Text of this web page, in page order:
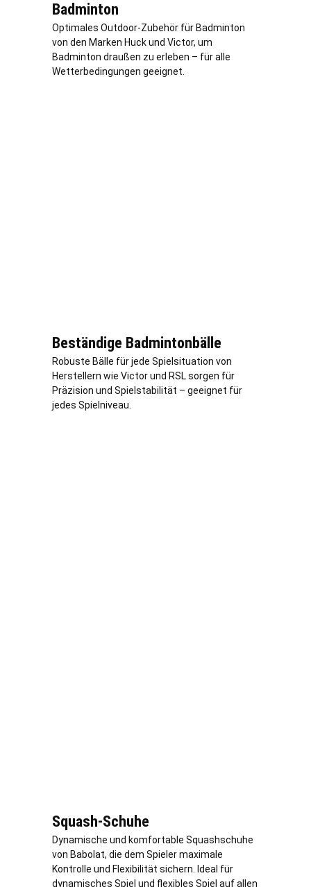
Badminton
Optimales Outdoor-Zubehör für Badminton
von den Marken Huck und Victor, um
Badminton draußen zu erleben – für alle
Wetterbedingungen geeignet.
Beständige Badmintonbälle
Robuste Bälle für jede Spielsituation von
Herstellern wie Victor und RSL sorgen für
Präzision und Spielstabilität – geeignet für
jedes Spielniveau.
Squash-Schuhe
Dynamische und komfortable Squashschuhe
von Babolat, die dem Spieler maximale
Kontrolle und Flexibilität sichern. Ideal für
dynamisches Spiel und flexibles Spiel auf allen